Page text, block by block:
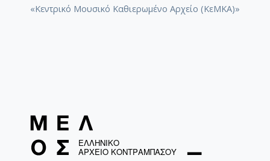
«Κεντρικό Μουσικό Καθιερωμένο Αρχείο (ΚεΜΚΑ)»